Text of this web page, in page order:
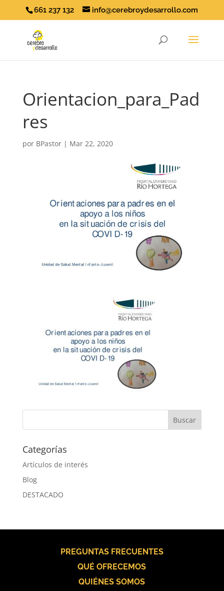
661 237 132 info@cerebroydesarrollo.com
Orientacion_para_Pad
res
por BPastor| Mar 22, 2020
Categorías
Artículos de interés
Blog
DESTACADO
PREGUNTAS FRECUENTES
QUÉ OFRECEMOS
QUIÉNES SOMOS